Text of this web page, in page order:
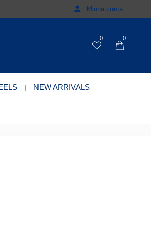
Minha conta
0 0
NEW ARRIVALS